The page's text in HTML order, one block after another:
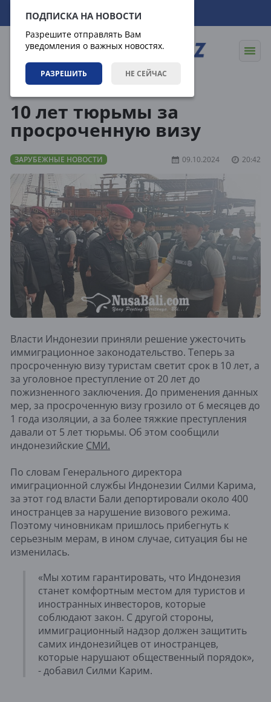
ПОДПИСКА НА НОВОСТИ
Разрешите отправлять Вам
уведомления о важных новостях.
РАЗРЕШИТЬ НЕ СЕЙЧАС
07.08.2026 23:50:43
10 лет тюрьмы за
просроченную визу
ЗАРУБЕЖНЫЕ НОВОСТИ 09.10.2024 20:42
Власти Индонезии приняли решение ужесточить
иммиграционное законодательство. Теперь за
просроченную визу туристам светит срок в 10 лет, а
за уголовное преступление от 20 лет до
пожизненного заключения. До применения данных
мер, за просроченную визу грозило от 6 месяцев до
1 года изоляции, а за более тяжкие преступления
давали от 5 лет тюрьмы. Об этом сообщили
индонезийские СМИ.
По словам Генерального директора
имиграционной службы Индонезии Силми Карима,
за этот год власти Бали депортировали около 400
иностранцев за нарушение визового режима.
Поэтому чиновникам пришлось прибегнуть к
серьезным мерам, в ином случае, ситуация бы не
изменилась.
«Мы хотим гарантировать, что Индонезия
станет комфортным местом для туристов и
иностранных инвесторов, которые
соблюдают закон. С другой стороны,
иммиграционный надзор должен защитить
самих индонезийцев от иностранцев,
которые нарушают общественный порядок»,
- добавил Силми Карим.